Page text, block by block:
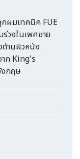
ผมเทคนิค FUE
วงในเพศชาย
ด้านผิวหนัง
ก King's
งกฤษ